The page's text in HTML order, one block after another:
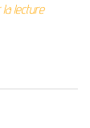
la lecture